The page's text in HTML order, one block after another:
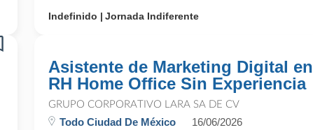
Indefinido
Jornada Indiferente
Asistente de Marketing Digital en
RH Home Office Sin Experiencia
GRUPO CORPORATIVO LARA SA DE CV
Todo Ciudad De México 16/06/2026